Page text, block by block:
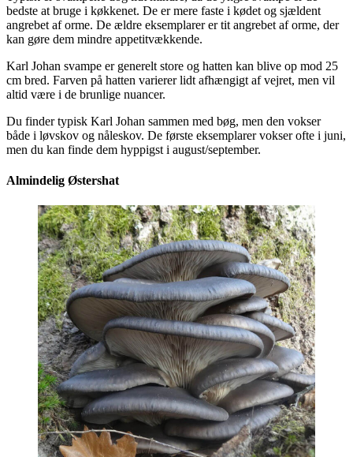
bedste at bruge i køkkenet. De er mere faste i kødet og sjældent
angrebet af orme. De ældre eksemplarer er tit angrebet af orme, der
kan gøre dem mindre appetitvækkende.
Karl Johan svampe er generelt store og hatten kan blive op mod 25
cm bred. Farven på hatten varierer lidt afhængigt af vejret, men vil
altid være i de brunlige nuancer.
Du finder typisk Karl Johan sammen med bøg, men den vokser
både i løvskov og nåleskov. De første eksemplarer vokser ofte i juni,
men du kan finde dem hyppigst i august/september.
Almindelig Østershat